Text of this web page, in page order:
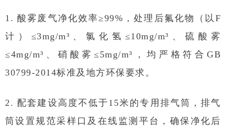
1. 酸雾废气净化效率≥99%，处理后氟化物（以F
计）≤3mg/m³、氯化氢≤10mg/m³、硫酸雾
≤4mg/m³、硝酸雾≤5mg/m³，均严格符合GB
30799-2014标准及地方环保要求。
2. 配套建设高度不低于15米的专用排气筒，排气
筒设置规范采样口及在线监测平台，确保净化后